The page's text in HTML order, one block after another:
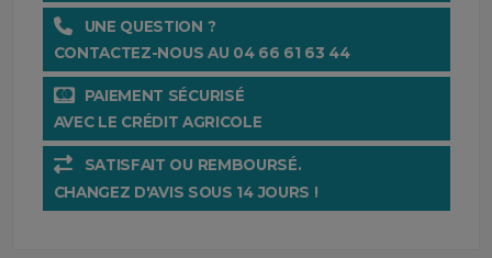
UNE QUESTION ?
CONTACTEZ-NOUS AU 04 66 61 63 44
PAIEMENT SÉCURISÉ
AVEC LE CRÉDIT AGRICOLE
SATISFAIT OU REMBOURSÉ.
CHANGEZ D'AVIS SOUS 14 JOURS !